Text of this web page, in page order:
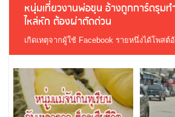
หนุ่มเที่ยวงานพ่อขุน อ้างถูกการ์ดรุม
ไหล่หัก ต้องผ่าตัดด่วน
เกิดเหตุจากผู้ใช้ Facebook รายหนึ่งได้โพส